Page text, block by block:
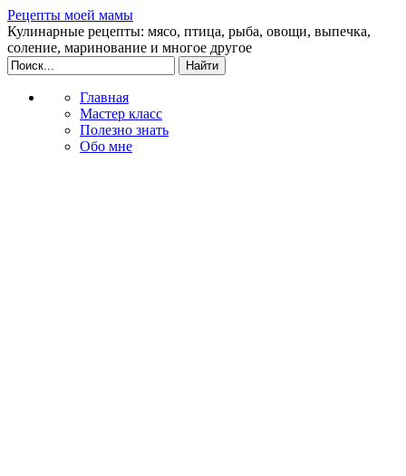
Рецепты моей мамы
Кулинарные рецепты: мясо, птица, рыба, овощи, выпечка,
соление, маринование и многое другое
Главная
Мастер класс
Полезно знать
Обо мне